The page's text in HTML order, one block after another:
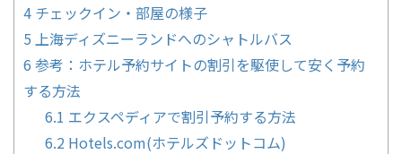
4 チェックイン・部屋の様子
5 上海ディズニーランドへのシャトルバス
6 参考：ホテル予約サイトの割引を駆使して安く予約
する方法
6.1 エクスペディアで割引予約する方法
6.2 Hotels.com(ホテルズドットコム)